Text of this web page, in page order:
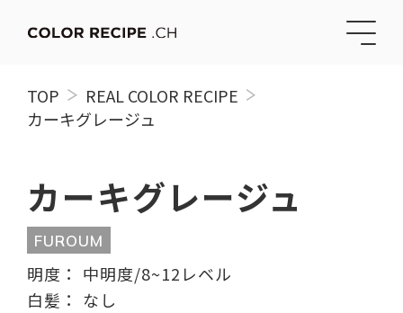
TOP
REAL COLOR RECIPE
カーキグレージュ
カーキグレージュ
FUROUM
明度： 中明度/8~12レベル
白髪： なし